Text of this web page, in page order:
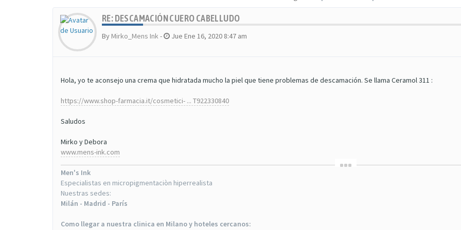
RE: DESCAMACIÓN CUERO CABELLUDO
By Mirko_Mens Ink- Jue Ene 16, 2020 8:47 am
Hola, yo te aconsejo una crema que hidratada mucho la piel que tiene problemas de descamación. Se llama Ceramol 311 :
https://www.shop-farmacia.it/cosmetici- ... T922330840
Saludos
Mirko y Debora
www.mens-ink.com
Men's Ink
Especialistas en micropigmentaciòn hiperrealista
Nuestras sedes:
Milán - Madrid - París
Como llegar a nuestra clinica en Milano y hoteles cercanos: